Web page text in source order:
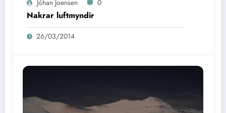
Jóhan Joensen 0
Nakrar luftmyndir
26/03/2014